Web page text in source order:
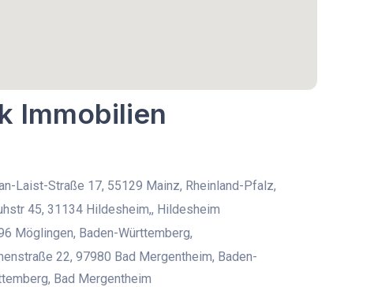
Immobilien
Laist-Straße 17, 55129 Mainz, Rheinland-Pfalz,
45, 31134 Hildesheim,, Hildesheim
Möglingen, Baden-Württemberg,
22, 97980 Bad Mergentheim, Baden-
Bad Mergentheim